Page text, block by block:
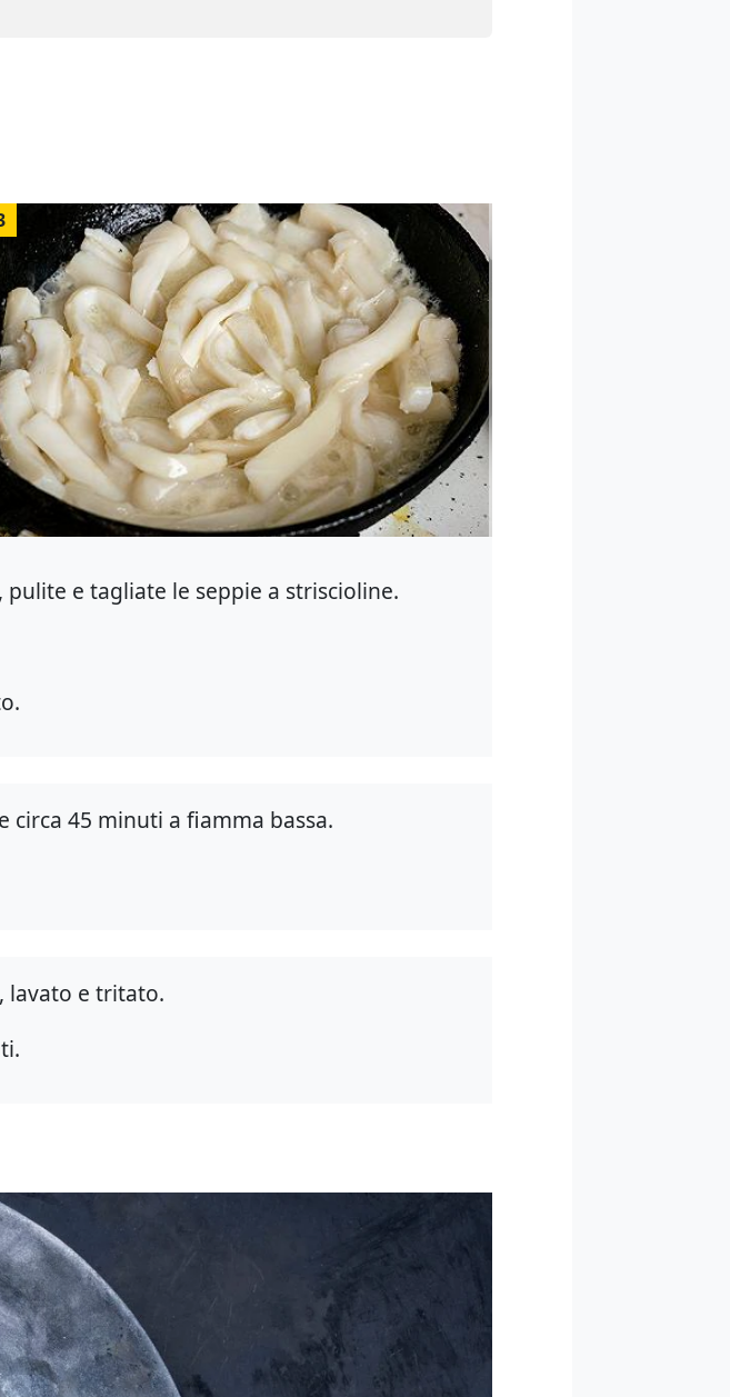
e tagliate le seppie a striscioline.
circa 45 minuti a fiamma bassa.
lavato e tritato.